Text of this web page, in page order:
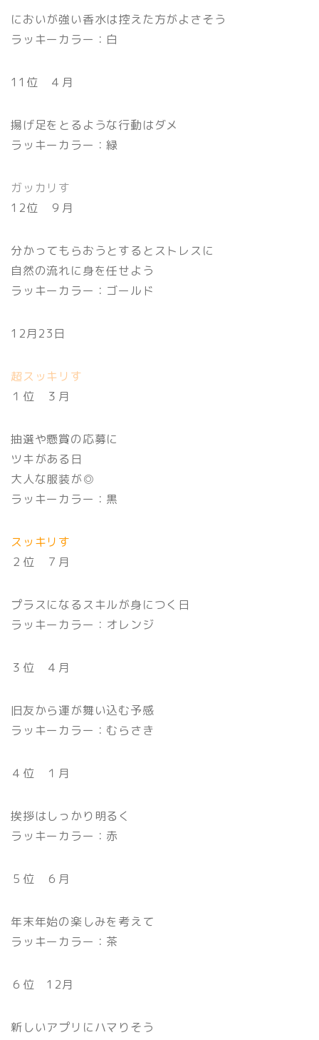
においが強い香水は控えた方がよさそう
ラッキーカラー：白
11位 ４月
揚げ足をとるような行動はダメ
ラッキーカラー：緑
ガッカリす
12位 ９月
分かってもらおうとするとストレスに
自然の流れに身を任せよう
ラッキーカラー：ゴールド
12月23日
超スッキリす
１位 ３月
抽選や懸賞の応募に
ツキがある日
大人な服装が◎
ラッキーカラー：黒
スッキリす
２位 ７月
プラスになるスキルが身につく日
ラッキーカラー：オレンジ
３位 ４月
旧友から運が舞い込む予感
ラッキーカラー：むらさき
４位 １月
挨拶はしっかり明るく
ラッキーカラー：赤
５位 ６月
年末年始の楽しみを考えて
ラッキーカラー：茶
６位 12月
新しいアプリにハマりそう